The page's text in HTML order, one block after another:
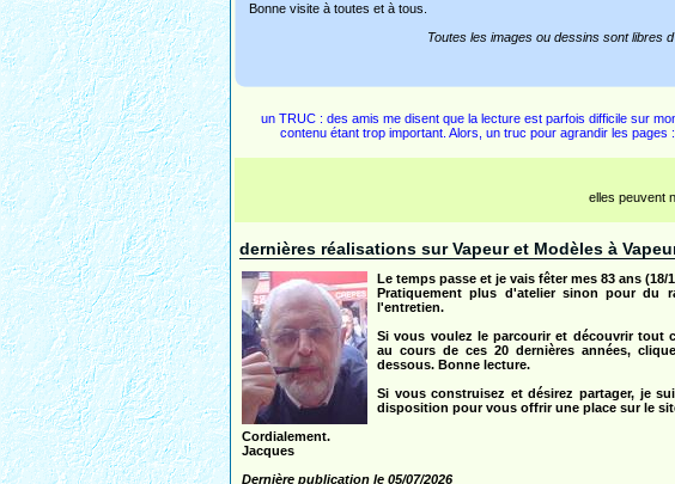
Bonne visite à toutes et à tous.
Toutes les images ou dessins sont libres
un TRUC : des amis me disent que la lecture est parfois difficile sur
contenu étant trop important. Alors, un truc pour agrandir les
elles peuvent
dernières réalisations sur Vapeur et Modèles à
Le temps passe et je vais fêter mes 83 ans (18/
Pratiquement plus d'atelier sinon pour du
l'entretien.
Si vous voulez le parcourir et découvrir tout
au cours de ces 20 dernières années,
dessous. Bonne lecture.
Si vous construisez et désirez partager, je
disposition pour vous offrir une place sur le
Cordialement.
Jacques
Dernière publication le 05/07/2026